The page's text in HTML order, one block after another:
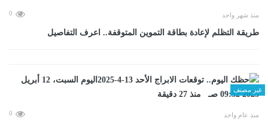
منذ شهر واحد 0
طريقة التظلم لإعادة بطاقة التموين المتوقفة.. اعرف التفاصيل
غير مصنف
منذ عام واحد 0